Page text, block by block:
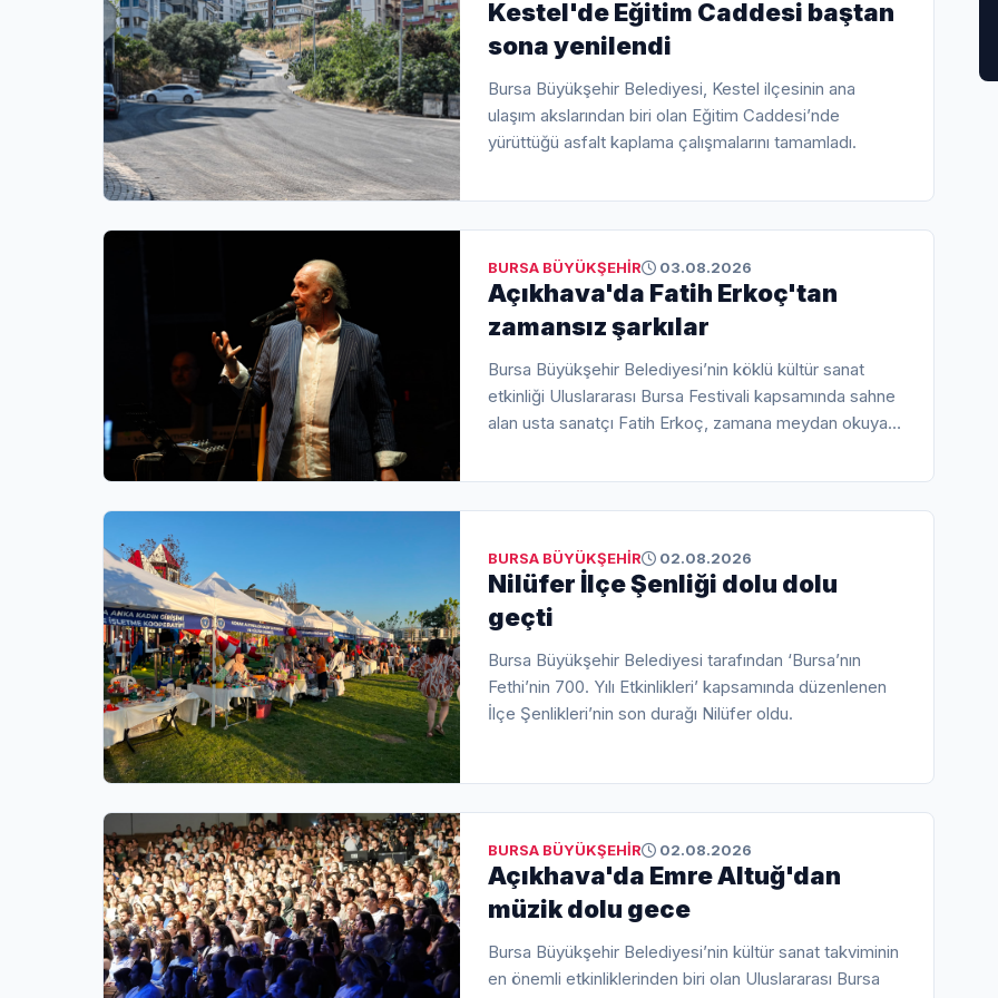
Kestel'de Eğitim Caddesi baştan
sona yenilendi
Bursa Büyükşehir Belediyesi, Kestel ilçesinin ana
ulaşım akslarından biri olan Eğitim Caddesi’nde
yürüttüğü asfalt kaplama çalışmalarını tamamladı.
BURSA BÜYÜKŞEHİR 03.08.2026
Açıkhava'da Fatih Erkoç'tan
zamansız şarkılar
Bursa Büyükşehir Belediyesi’nin köklü kültür sanat
etkinliği Uluslararası Bursa Festivali kapsamında sahne
alan usta sanatçı Fatih Erkoç, zamana meydan okuyan
BURSA BÜYÜKŞEHİR 02.08.2026
Nilüfer İlçe Şenliği dolu dolu
geçti
Bursa Büyükşehir Belediyesi tarafından ‘Bursa’nın
Fethi’nin 700. Yılı Etkinlikleri’ kapsamında düzenlenen
İlçe Şenlikleri’nin son durağı Nilüfer oldu.
BURSA BÜYÜKŞEHİR 02.08.2026
Açıkhava'da Emre Altuğ'dan
müzik dolu gece
Bursa Büyükşehir Belediyesi’nin kültür sanat takviminin
en önemli etkinliklerinden biri olan Uluslararası Bursa